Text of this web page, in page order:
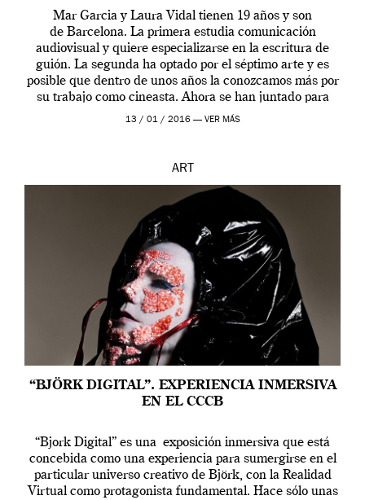
Mar Garcia y Laura Vidal tienen 19 años y son
de Barcelona. La primera estudia comunicación
audiovisual y quiere especializarse en la escritura de
guión. La segunda ha optado por el séptimo arte y es
posible que dentro de unos años la conozcamos más por
su trabajo como cineasta. Ahora se han juntado para
contarnos una […]
13 / 01 / 2016 — VER MÁS
ART
“BJÖRK DIGITAL”. EXPERIENCIA INMERSIVA
EN EL CCCB
“Bjork Digital” es una exposición inmersiva que está
concebida como una experiencia para sumergirse en el
particular universo creativo de Björk, con la Realidad
Virtual como protagonista fundamental. Hace sólo unas